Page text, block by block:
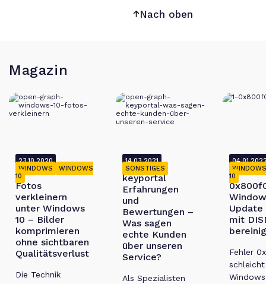
Nach oben
Magazin
23.10.2020
WINDOWS
WINDOWS
10
Fotos
verkleinern
unter Windows
10 – Bilder
komprimieren
ohne sichtbaren
Qualitätsverlust
Die Technik
14.03.2021
SONSTIGES
keyportal
Erfahrungen
und
Bewertungen –
Was sagen
echte Kunden
über unseren
Service?
Als Spezialisten
10
Update
mit
Fehler